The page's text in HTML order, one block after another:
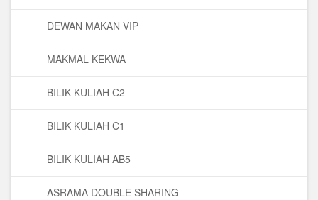
DEWAN MAKAN VIP
MAKMAL KEKWA
BILIK KULIAH C2
BILIK KULIAH C1
BILIK KULIAH AB5
ASRAMA DOUBLE SHARING